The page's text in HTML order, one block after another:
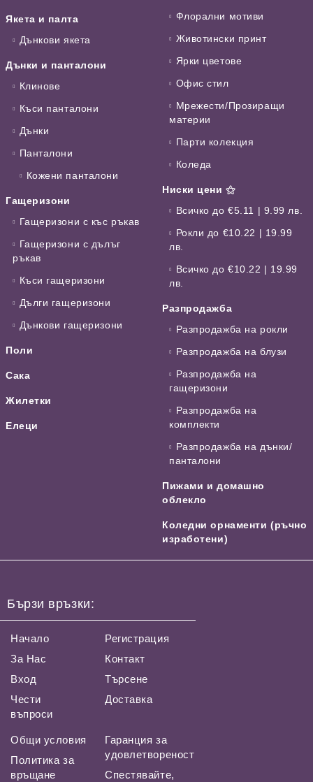
Якета и палта
Дънкови якета
Дънки и панталони
Клинове
Къси панталони
Дънки
Панталони
Кожени панталони
Гащеризони
Гащеризони с къс ръкав
Гащеризони с дълъг
ръкав
Къси гащеризони
Дълги гащеризони
Дънкови гащеризони
Поли
Сака
Жилетки
Елеци
Флорални мотиви
Животински принт
Ярки цветове
Офис стил
Мрежести/Прозиращи
материи
Парти колекция
Коледа
Ниски цени ⚝
Всичко до €5.11 | 9.99 лв.
Рокли до €10.22 | 19.99
лв.
Всичко до €10.22 | 19.99
лв.
Разпродажба
Разпродажба на рокли
Разпродажба на блузи
Разпродажба на
гащеризони
Разпродажба на
комплекти
Разпродажба на дънки/
панталони
Пижами и домашно
облекло
Коледни орнаменти (ръчно
изработени)
Бързи връзки:
Начало
За Нас
Вход
Чести
въпроси
Регистрация
Контакт
Търсене
Доставка
Общи условия
Политика за
връщане
Гаранция за
удовлетвореност
Спестявайте,